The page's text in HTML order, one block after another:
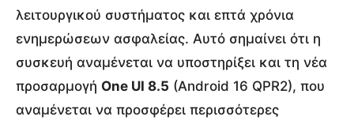
λειτουργικού συστήματος και επτά χρόνια
ενημερώσεων ασφαλείας. Αυτό σημαίνει ότι η
συσκευή αναμένεται να υποστηρίξει και τη νέα
προσαρμογή One UI 8.5 (Android 16 QPR2), που
αναμένεται να προσφέρει περισσότερες